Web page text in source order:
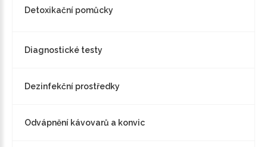
Detoxikační pomůcky
Diagnostické testy
Dezinfekční prostředky
Odvápnění kávovarů a konvic